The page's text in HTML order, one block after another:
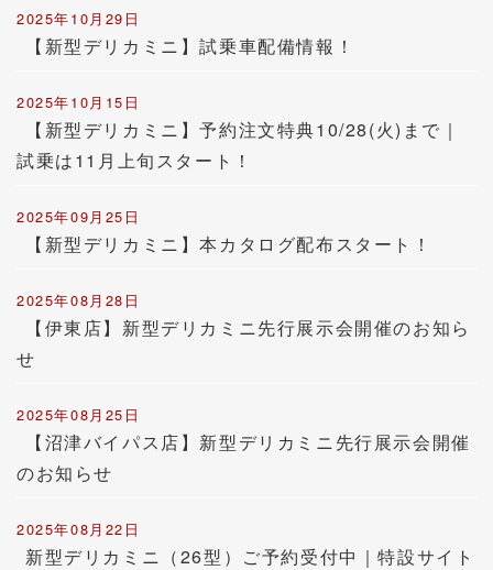
2025年10月29日
【新型デリカミニ】試乗車配備情報！
2025年10月15日
【新型デリカミニ】予約注文特典10/28(火)まで｜
試乗は11月上旬スタート！
2025年09月25日
【新型デリカミニ】本カタログ配布スタート！
2025年08月28日
【伊東店】新型デリカミニ先行展示会開催のお知ら
せ
2025年08月25日
【沼津バイパス店】新型デリカミニ先行展示会開催
のお知らせ
2025年08月22日
新型デリカミニ（26型）ご予約受付中｜特設サイト